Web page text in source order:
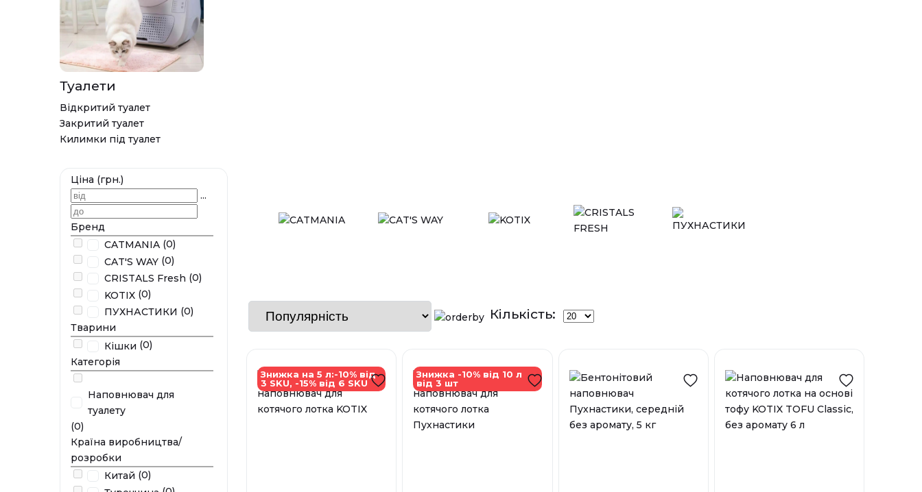
Туалети
Відкритий туалет
Закритий туалет
Килимки під туалет
Ціна (грн.)
...
Бренд
CATMANIA (0)
CAT'S WAY (0)
CRISTALS Fresh (0)
KOTIX (0)
ПУХНАСТИКИ (0)
Тварини
Кішки (0)
Категорія
Наповнювач для
туалету
(0)
Країна виробництва/
розробки
Китай (0)
Кількість:
Знижка на 5 л:-10% від
3 SKU, -15% від 6 SKU
Знижка -10% від 10 л
від 3 шт